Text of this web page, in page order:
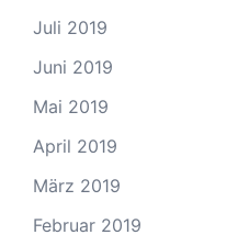
Juli 2019
Juni 2019
Mai 2019
April 2019
März 2019
Februar 2019